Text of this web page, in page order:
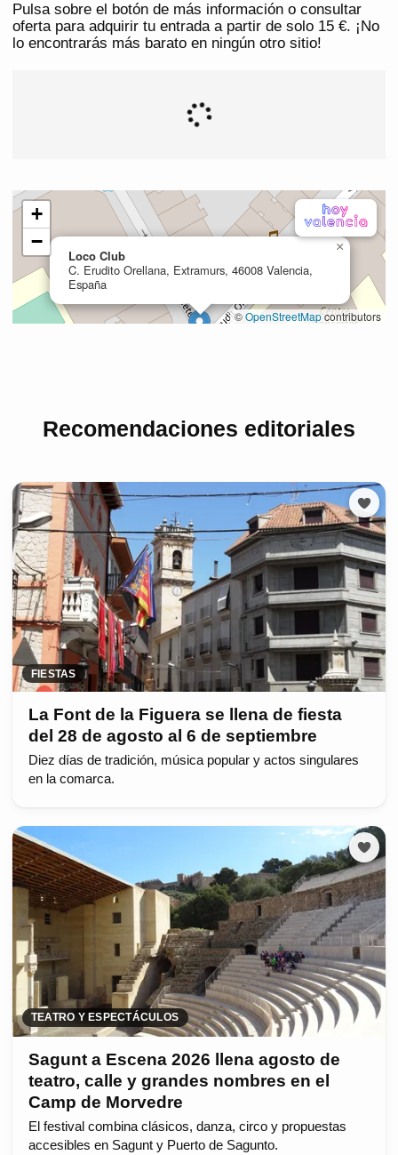
Pulsa sobre el botón de más información o consultar
oferta para adquirir tu entrada a partir de solo 15 €. ¡No
lo encontrarás más barato en ningún otro sitio!
Recomendaciones editoriales
FIESTAS
La Font de la Figuera se llena de fiesta
del 28 de agosto al 6 de septiembre
Diez días de tradición, música popular y actos singulares
en la comarca.
TEATRO Y ESPECTÁCULOS
Sagunt a Escena 2026 llena agosto de
teatro, calle y grandes nombres en el
Camp de Morvedre
El festival combina clásicos, danza, circo y propuestas
accesibles en Sagunt y Puerto de Sagunto.